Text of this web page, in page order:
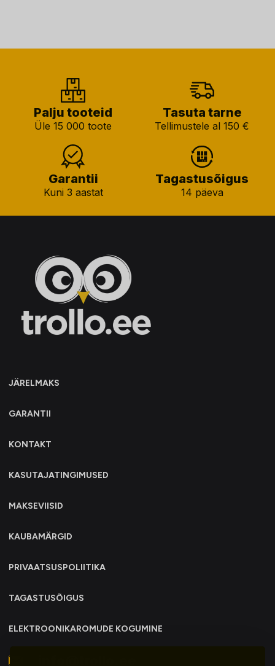
Palju tooteid
Üle 15 000 toote
Tasuta tarne
Tellimustele al 150 €
Garantii
Kuni 3 aastat
Tagastusõigus
14 päeva
JÄRELMAKS
GARANTII
KONTAKT
KASUTAJATINGIMUSED
MAKSEVIISID
KAUBAMÄRGID
PRIVAATSUSPOLIITIKA
TAGASTUSÕIGUS
ELEKTROONIKAROMUDE KOGUMINE